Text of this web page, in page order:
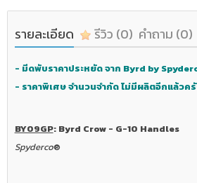
รายละเอียด รีวิว (0) คำถาม (0)
- มีดพับราคาประหยัด จาก Byrd by
- ราคาพิเศษ จำนวนจำกัด ไม่มีผลิตอีกแล้วค
BY09GP: Byrd Crow - G-10 Handles
Spyderco®